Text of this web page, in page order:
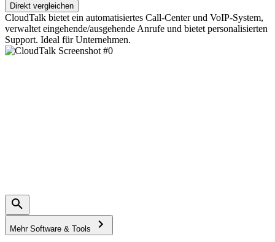
Direkt vergleichen
CloudTalk bietet ein automatisiertes Call-Center und VoIP-System,
verwaltet eingehende/ausgehende Anrufe und bietet personalisierten
Support. Ideal für Unternehmen.
Mehr Software & Tools